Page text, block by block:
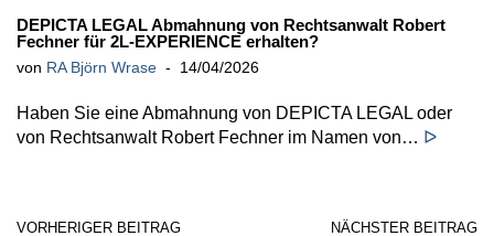
DEPICTA LEGAL Abmahnung von Rechtsanwalt Robert
Fechner für 2L-EXPERIENCE erhalten?
von RA Björn Wrase 14/04/2026
Haben Sie eine Abmahnung von DEPICTA LEGAL oder
von Rechtsanwalt Robert Fechner im Namen von… ᐅ
VORHERIGER BEITRAG NÄCHSTER BEITRAG